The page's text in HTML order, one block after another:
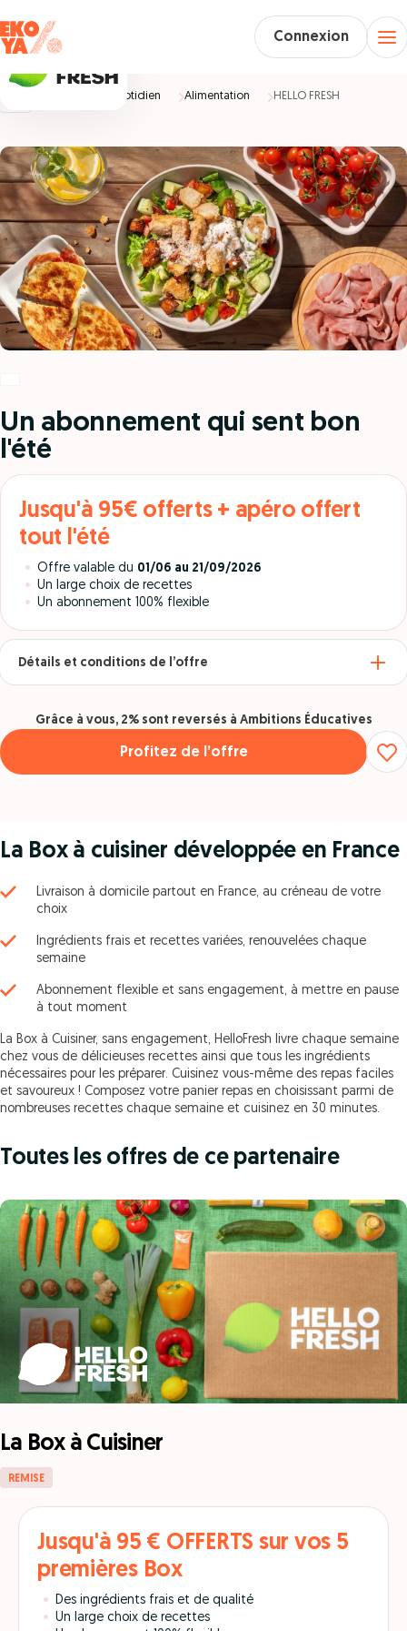
Connexion
Au quotidien Alimentation HELLO FRESH
La Box à cuisiner développée en France
Livraison à domicile partout en France, au créneau de votre
choix
Ingrédients frais et recettes variées, renouvelées chaque
semaine
Abonnement flexible et sans engagement, à mettre en pause
à tout moment
La Box à Cuisiner, sans engagement, HelloFresh livre chaque semaine
chez vous de délicieuses recettes ainsi que tous les ingrédients
nécessaires pour les préparer. Cuisinez vous-même des repas faciles
et savoureux ! Composez votre panier repas en choisissant parmi de
nombreuses recettes chaque semaine et cuisinez en 30 minutes.
Un abonnement qui sent bon
l'été
Jusqu'à 95€ offerts + apéro offert
tout l'été
Offre valable du 01/06 au 21/09/2026
Un large choix de recettes
Un abonnement 100% flexible
Détails et conditions de l’offre
Profitez de l’offre
Grâce à vous, 2% sont reversés à Ambitions Éducatives
Toutes les offres de ce partenaire
La Box à Cuisiner
REMISE
Jusqu'à 95 € OFFERTS sur vos 5
premières Box
Des ingrédients frais et de qualité
Un large choix de recettes